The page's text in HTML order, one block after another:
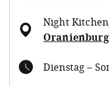
Night Kitchen
Dienstag –